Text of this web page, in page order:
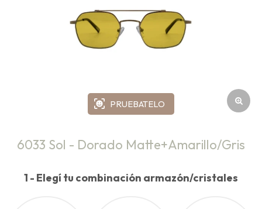
PRUEBATELO
6033 Sol - Dorado Matte+Amarillo/Gris
1 - Elegí tu combinación armazón/cristales